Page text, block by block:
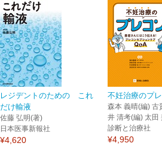
レジデントのための これ
だけ輸液
佐藤 弘明(著)
日本医事新報社
¥4,620
不妊治療のプ
森本 義晴(編) 古
井 清考(編) 太田
診断と治療社
¥4,950